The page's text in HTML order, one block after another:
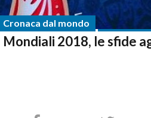
Cronaca dal mondo
Mondiali 2018, le sfide